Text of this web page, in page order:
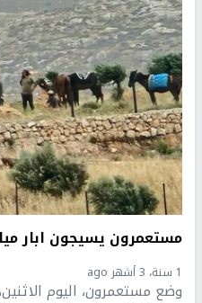
مستعمرون يسيجون ابار
1 سنة، 3 أشهر ago
وضع مستعمرون، اليوم